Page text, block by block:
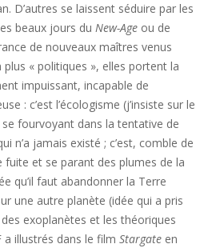
D’autres se laissent séduire par les
beaux jours du New-Age ou de
de nouveaux maîtres venus
plus « politiques », elles portent la
impuissant, incapable de
: c’est l’écologisme (j’insiste sur le
fourvoyant dans la tentative de
n’a jamais existé ; c’est, comble de
fuite et se parant des plumes de la
qu’il faut abandonner la Terre
une autre planète (idée qui a pris
exoplanètes et les théoriques
a illustrés dans le film Stargate en